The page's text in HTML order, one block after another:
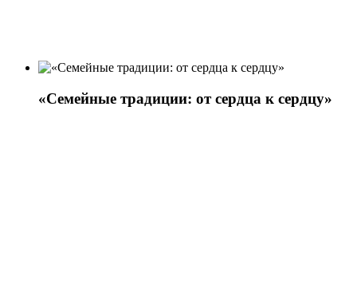
«Семейные традиции: от сердца к сердцу»